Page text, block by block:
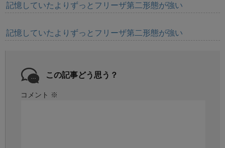
記憶していたよりずっとフリーザ第二形態が強い
記憶していたよりずっとフリーザ第二形態が強い
この記事どう思う？
コメント ※